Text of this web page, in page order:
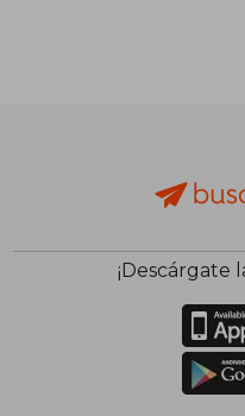
¡Descárgate